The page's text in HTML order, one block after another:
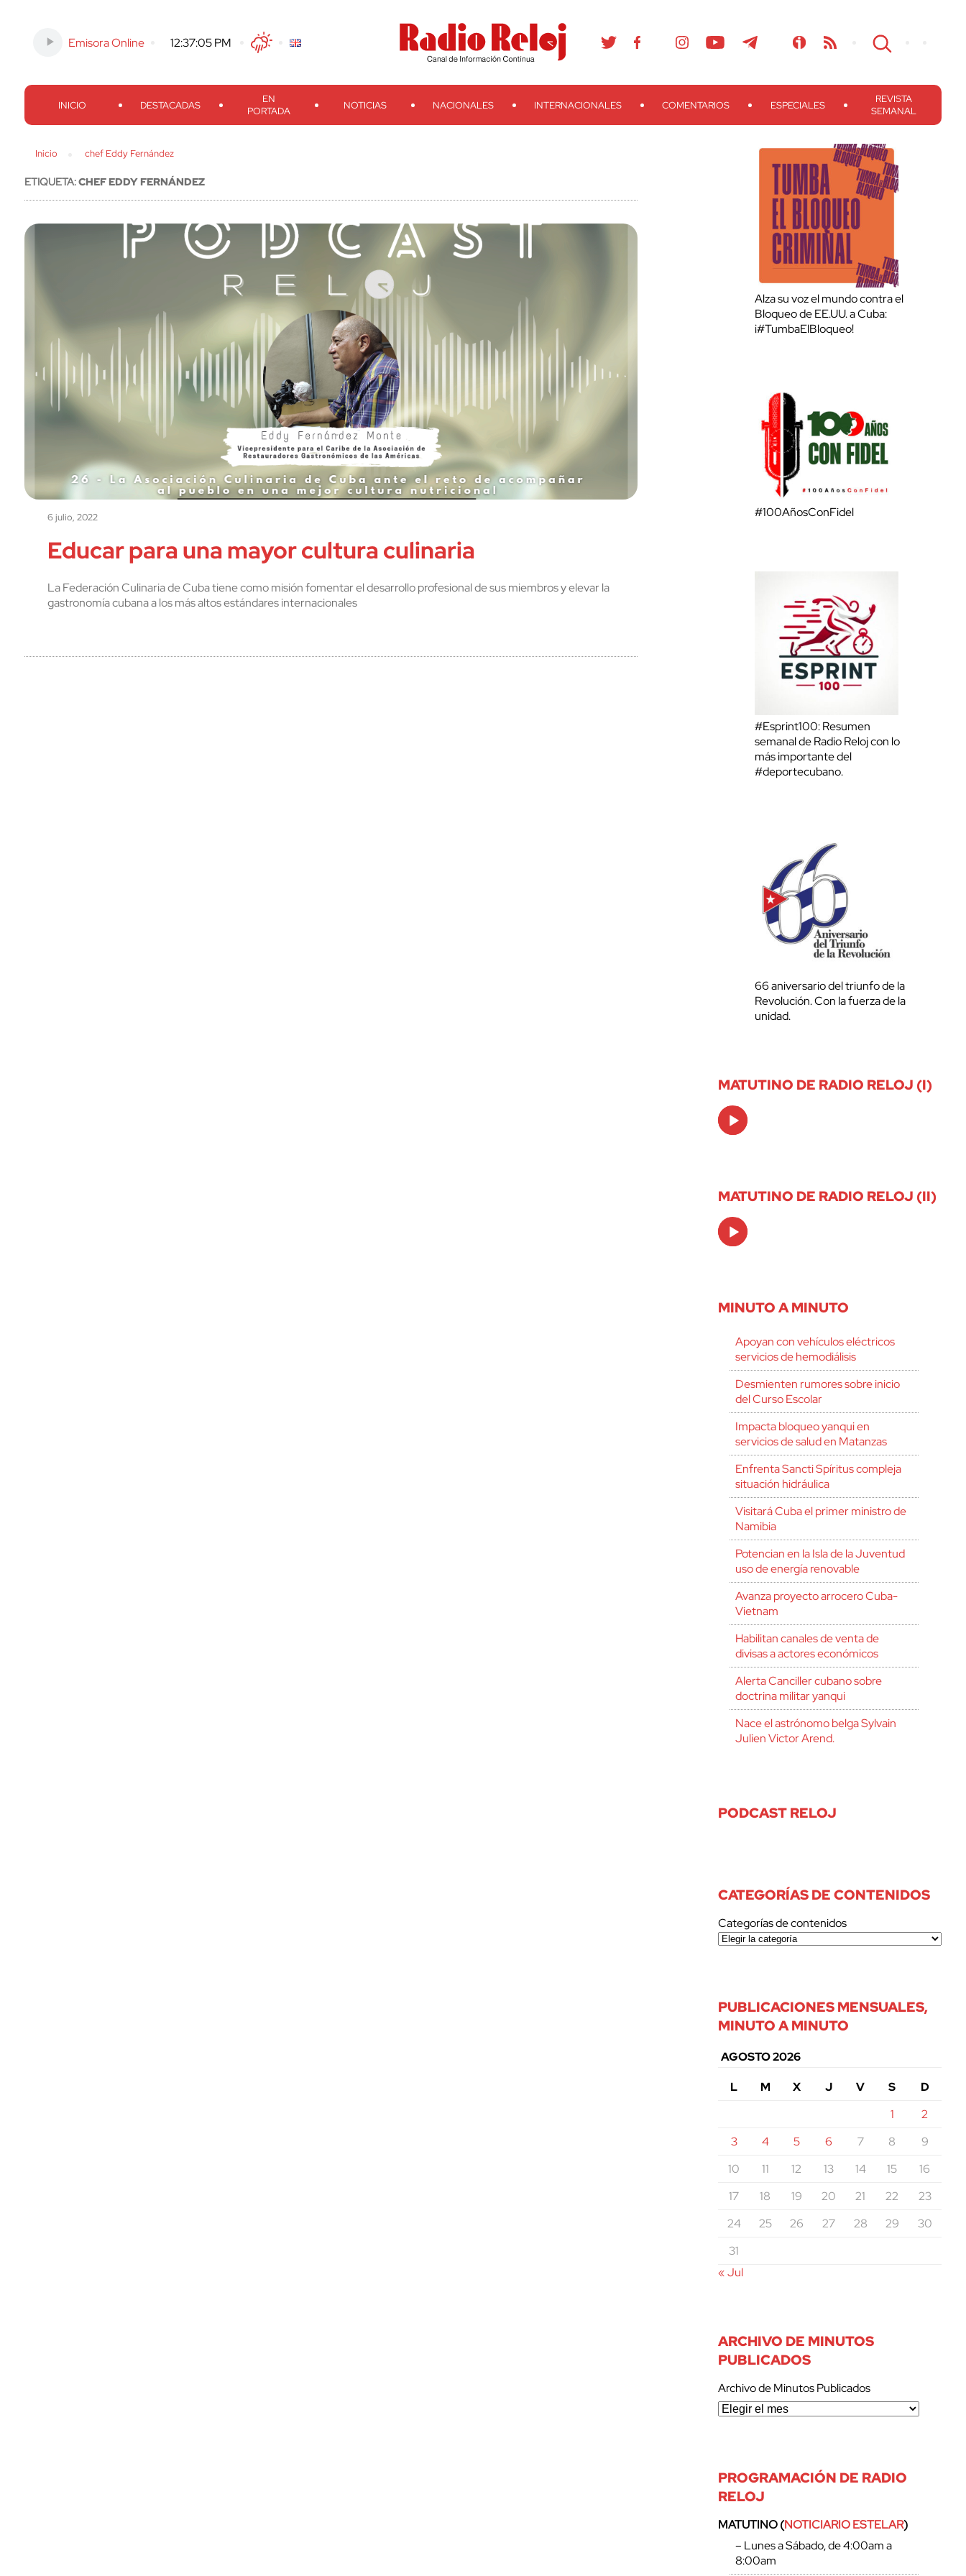
Emisora Online 12:37:06 PM TwitterFacebook
Threads
Instagram TelegramTeveo Ivoox RSS Search
INICIO DESTACADAS
EN
PORTADA
NOTICIAS NACIONALES INTERNACIONALES COMENTARIOS ESPECIALES
REVISTA
SEMANAL
Inicio chef Eddy Fernández
ETIQUETA:CHEF EDDY FERNÁNDEZ
6 julio, 2022
Educar para una mayor cultura culinaria
La Federación Culinaria de Cuba tiene como misión fomentar el desarrollo profesional de sus miembros y elevar la
gastronomía cubana a los más altos estándares internacionales
Alza su voz el mundo contra el
Bloqueo de EE.UU. a Cuba:
¡#TumbaElBloqueo!
#100AñosConFidel
#Esprint100: Resumen
semanal de Radio Reloj con lo
más importante del
#deportecubano.
66 aniversario del triunfo de la
Revolución. Con la fuerza de la
unidad.
MATUTINO DE RADIO RELOJ (I)
Audio
Player
MATUTINO DE RADIO RELOJ (II)
Audio
Player
MINUTO A MINUTO
Apoyan con vehículos eléctricos
servicios de hemodiálisis
Desmienten rumores sobre inicio
del Curso Escolar
Impacta bloqueo yanqui en
servicios de salud en Matanzas
Enfrenta Sancti Spíritus compleja
situación hidráulica
Visitará Cuba el primer ministro de
Namibia
Potencian en la Isla de la Juventud
uso de energía renovable
Avanza proyecto arrocero Cuba-
Vietnam
Habilitan canales de venta de
divisas a actores económicos
Alerta Canciller cubano sobre
doctrina militar yanqui
Nace el astrónomo belga Sylvain
Julien Victor Arend.
PODCAST RELOJ
CATEGORÍAS DE CONTENIDOS
Categorías de contenidos
PUBLICACIONES MENSUALES,
MINUTO A MINUTO
AGOSTO 2026
L
M X J V S
D
1
2
3
4 5 6 7 8
9
10
11 12 13 14 15
16
17
18 19 20 21 22
23
24
25 26 27 28 29
30
31
« Jul
ARCHIVO DE MINUTOS
PUBLICADOS
Archivo de Minutos Publicados
PROGRAMACIÓN DE RADIO
RELOJ
MATUTINO (NOTICIARIO ESTELAR)
– Lunes a Sábado, de 4:00am a
8:00am